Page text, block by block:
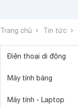
Trang chủ Tin tức
Điện thoại di động
Máy tính bảng
Máy tính - Laptop